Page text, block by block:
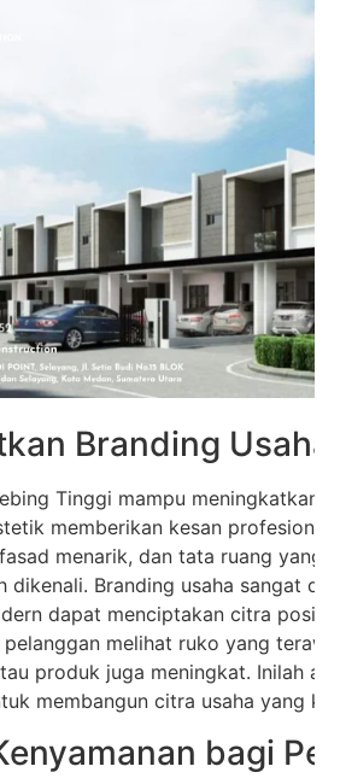
Branding Usaha
Tinggi mampu meningkatkan
memberikan kesan profesional
menarik, dan tata ruang yang
dikenali. Branding usaha sangat
dapat menciptakan citra positif
pelanggan melihat ruko yang
produk juga meningkat. Inilah
membangun citra usaha yang
bagi